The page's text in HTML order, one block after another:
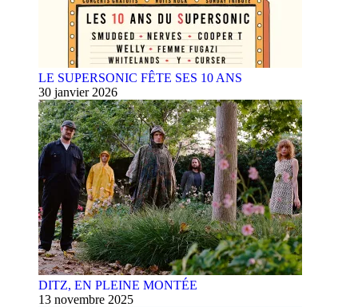
LE SUPERSONIC FÊTE SES 10 ANS
30 janvier 2026
DITZ, EN PLEINE MONTÉE
13 novembre 2025